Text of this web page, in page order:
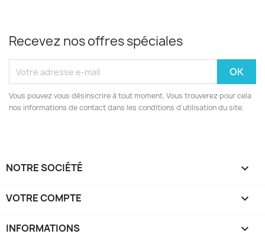
Recevez nos offres spéciales
Vous pouvez vous désinscrire à tout moment. Vous trouverez pour cela
nos informations de contact dans les conditions d'utilisation du site.
NOTRE SOCIÉTÉ 
VOTRE COMPTE 
INFORMATIONS keyboard_arrow_down